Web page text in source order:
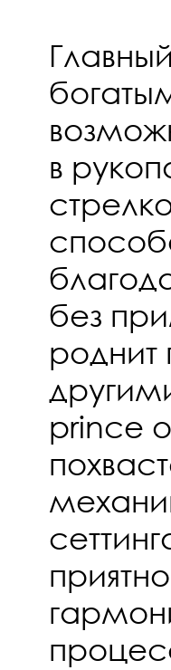
в
без
роднит
prince